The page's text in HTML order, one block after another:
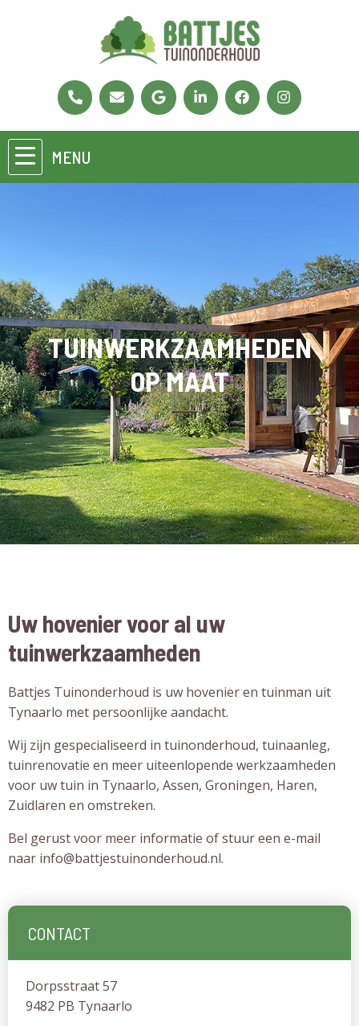
MENU
TUINWERKZAAMHEDEN
OP MAAT
Uw hovenier voor al uw
tuinwerkzaamheden
Battjes Tuinonderhoud is uw hovenieren tuinman uit
Tynaarlo met persoonlijke aandacht.
Wij zijn gespecialiseerd in tuinonderhoud, tuinaanleg,
tuinrenovatie en meer uiteenlopende werkzaamheden
voor uw tuin in Tynaarlo, Assen, Groningen, Haren,
Zuidlaren en omstreken.
Bel gerustvoor meer informatie of stuur een e-mail
naar info@battjestuinonderhoud.nl.
CONTACT
Dorpsstraat 57
9482 PB Tynaarlo